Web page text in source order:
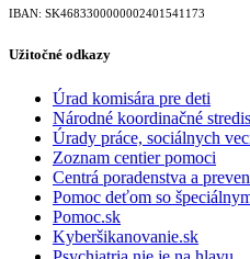
IBAN: SK46833000000­02401541173
Užitočné odkazy
Úrad komisára pre deti
Národné koordinačné
Úrady práce, sociálnych
Zoznam centier pomoci
Centrá poradenstva a
Pomoc deťom so
Pomoc.sk
Kyberšikanovanie.sk